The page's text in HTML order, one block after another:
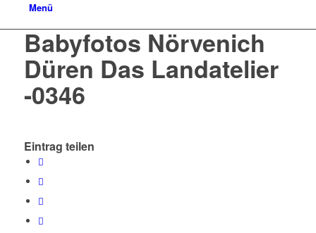
Menü
Babyfotos Nörvenich
Düren Das Landatelier
-0346
Eintrag teilen